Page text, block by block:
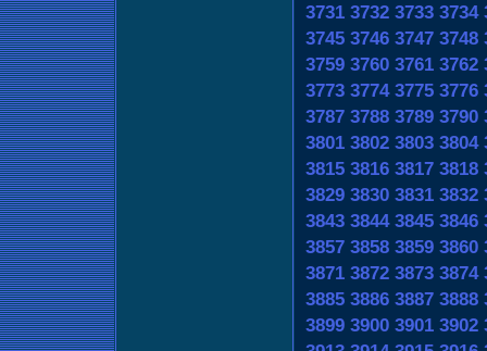
3731 3732 3733 3734
3745 3746 3747 3748
3759 3760 3761 3762
3773 3774 3775 3776
3787 3788 3789 3790
3801 3802 3803 3804
3815 3816 3817 3818
3829 3830 3831 3832
3843 3844 3845 3846
3857 3858 3859 3860
3871 3872 3873 3874
3885 3886 3887 3888
3899 3900 3901 3902